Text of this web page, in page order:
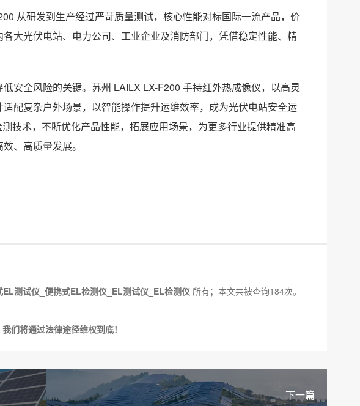
从研发到生产经过严苛质量测试，核心性能对标国际一流产品，价
大光伏电站、电力公司、工业企业及消防部门，凭借稳定性能、精
安全风险的关键。苏州 LAILX LX-F200 手持红外热成像仪，以高灵
配复杂户外场景，以智能操作提升运维效率，成为光伏电站安全运
技术，不断优化产品性能，拓展应用场景，为更多行业提供精准高
、高质量发展。
测试仪_便携式EL检测仪_EL测试仪_EL检测仪 所有；本文共被查询184次。
们将通过法律途径维权到底！
下一篇